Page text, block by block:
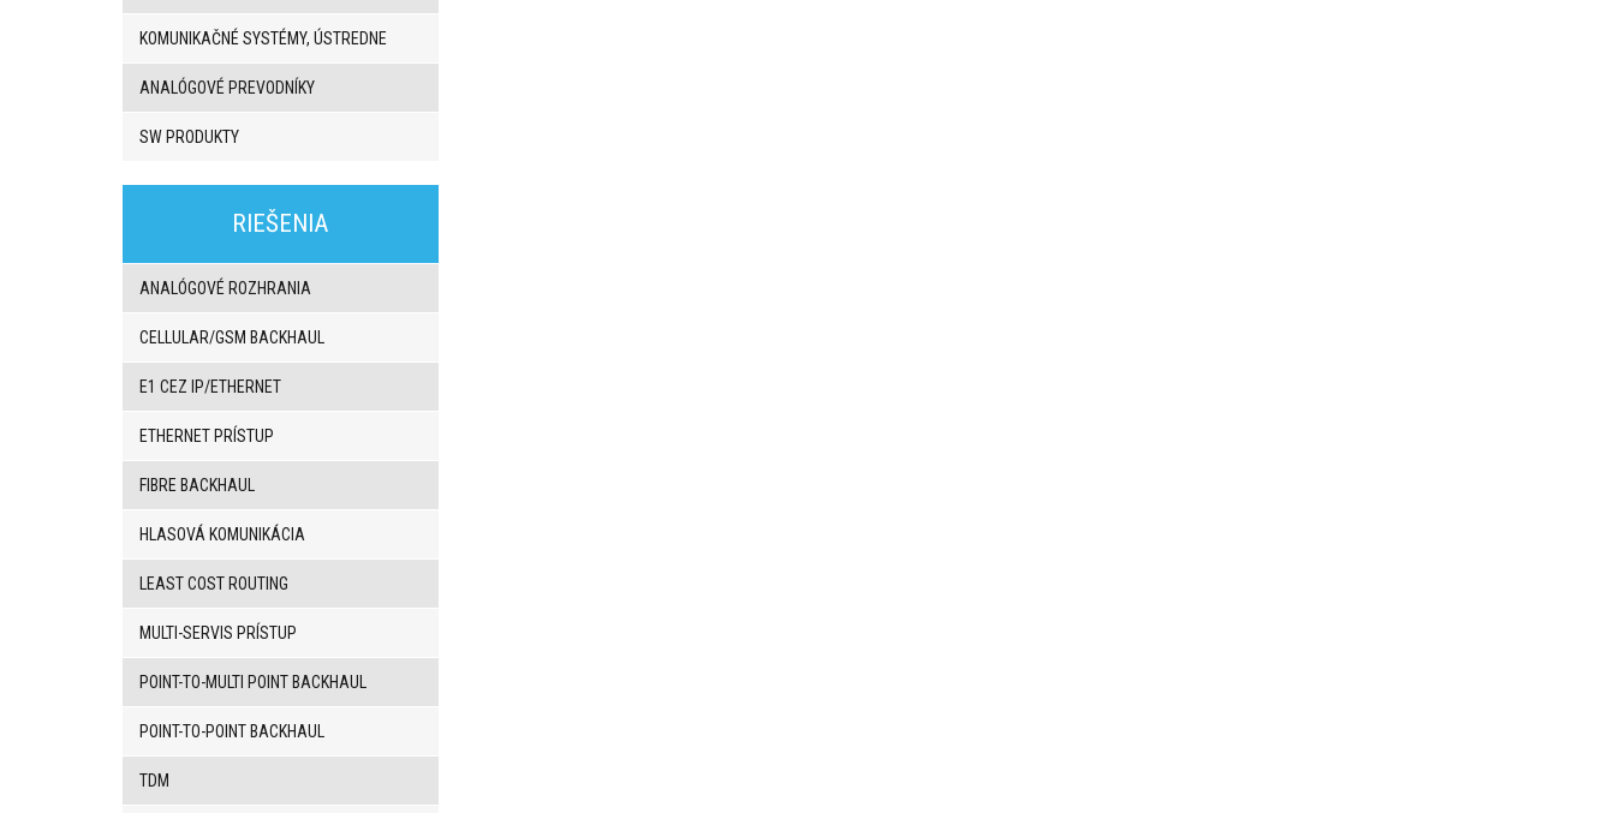
KOMUNIKAČNÉ SYSTÉMY, ÚSTREDNE
ANALÓGOVÉ PREVODNÍKY
SW PRODUKTY
produkty
brány/VoIP
ústredne
BRI/VOIP
Brány
brány
ANALOG/VOIP
GSM
Astfin/Asterisk
VoIP
doska
Hlasové
smerovače,
dátové
smerovače
prevodníky
Komunikačné
systémy,
RIEŠENIA
ANALÓGOVÉ ROZHRANIA
CELLULAR/GSM BACKHAUL
E1 CEZ IP/ETHERNET
ETHERNET PRÍSTUP
FIBRE BACKHAUL
HLASOVÁ KOMUNIKÁCIA
LEAST COST ROUTING
MULTI-SERVIS PRÍSTUP
POINT-TO-MULTI POINT BACKHAUL
POINT-TO-POINT BACKHAUL
TDM